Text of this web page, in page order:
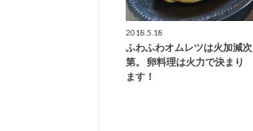
2018.5.18
ふわふわオムレツは火加減次
第。 卵料理は火力で決まり
ます！